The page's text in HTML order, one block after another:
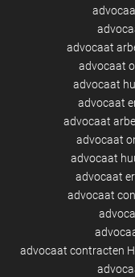
advocaat
advocaat
advocaat
advocaat
advocaat
advocaat
advocaat
advocaat
advocaat
advocaat contracten